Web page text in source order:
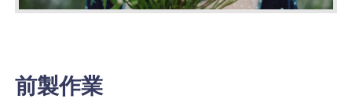
前製作業